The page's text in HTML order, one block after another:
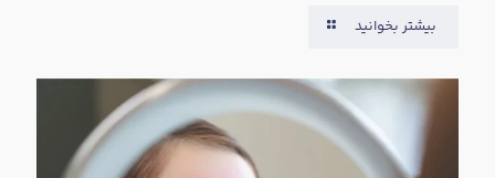
بیشتر بخوانید